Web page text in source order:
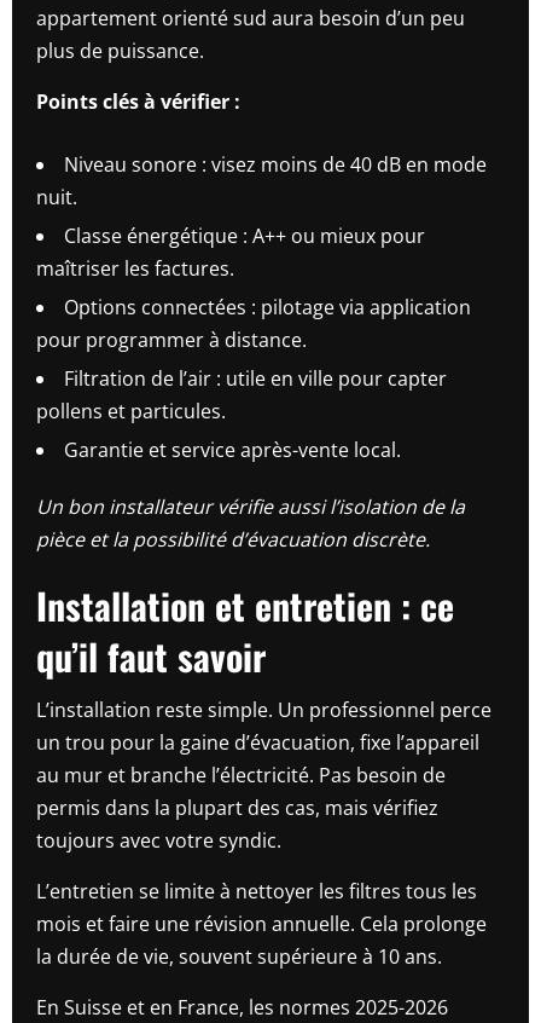
appartement orienté sud aura besoin d’un peu
plus de puissance.
Points clés à vérifier :
Niveau sonore : visez moins de 40 dB en mode
nuit.
Classe énergétique : A++ ou mieux pour
maîtriser les factures.
Options connectées : pilotage via application
pour programmer à distance.
Filtration de l’air : utile en ville pour capter
pollens et particules.
Garantie et service après-vente local.
Un bon installateur vérifie aussi l’isolation de la
pièce et la possibilité d’évacuation discrète.
Installation et entretien : ce
qu’il faut savoir
L’installation reste simple. Un professionnel perce
un trou pour la gaine d’évacuation, fixe l’appareil
au mur et branche l’électricité. Pas besoin de
permis dans la plupart des cas, mais vérifiez
toujours avec votre syndic.
L’entretien se limite à nettoyer les filtres tous les
mois et faire une révision annuelle. Cela prolonge
la durée de vie, souvent supérieure à 10 ans.
En Suisse et en France, les normes 2025-2026